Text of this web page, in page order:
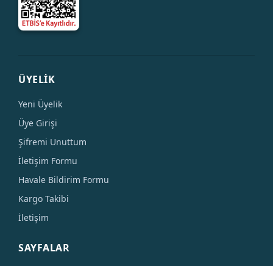
ÜYELİK
Yeni Üyelik
Üye Girişi
Şifremi Unuttum
İletişim Formu
Havale Bildirim Formu
Kargo Takibi
İletişim
SAYFALAR